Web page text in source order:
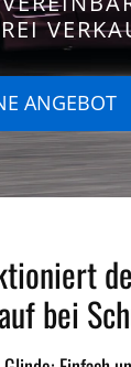
ANGEBOT
bei